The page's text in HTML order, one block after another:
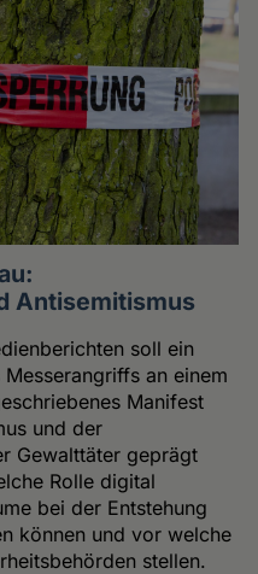
Antisemitismus
soll ein
an einem
Manifest
und der
Gewalttäter geprägt
Rolle digital
bei der Entstehung
können und vor welche
stellen.